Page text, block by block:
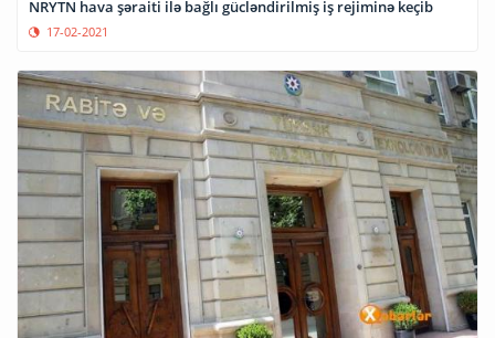
NRYTN hava şəraiti ilə bağlı gücləndirilmiş iş rejiminə keçib
17-02-2021